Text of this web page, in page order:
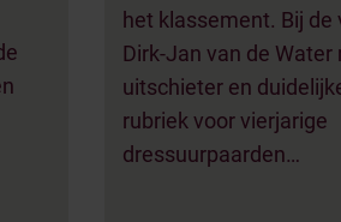
het klassement. Bij
Dirk-Jan van de Water
uitschieter en
rubriek voor vierjarige
dressuurpaarden…